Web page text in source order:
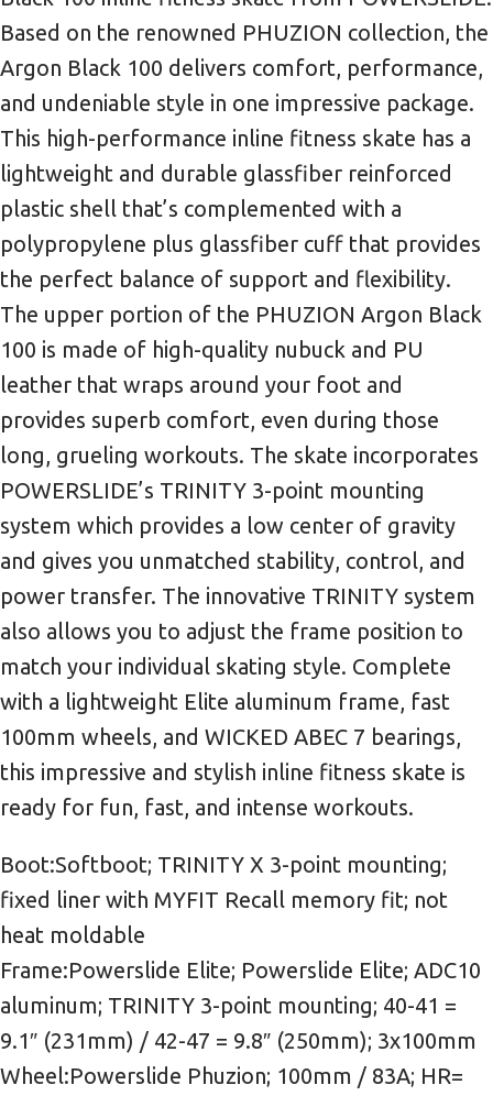
Based on the renowned PHUZION collection, the
Argon Black 100 delivers comfort, performance,
and undeniable style in one impressive package.
This high-performance inline fitness skate has a
lightweight and durable glassfiber reinforced
plastic shell that’s complemented with a
polypropylene plus glassfiber cuff that provides
the perfect balance of support and flexibility.
The upper portion of the PHUZION Argon Black
100 is made of high-quality nubuck and PU
leather that wraps around your foot and
provides superb comfort, even during those
long, grueling workouts. The skate incorporates
POWERSLIDE’s TRINITY 3-point mounting
system which provides a low center of gravity
and gives you unmatched stability, control, and
power transfer. The innovative TRINITY system
also allows you to adjust the frame position to
match your individual skating style. Complete
with a lightweight Elite aluminum frame, fast
100mm wheels, and WICKED ABEC 7 bearings,
this impressive and stylish inline fitness skate is
ready for fun, fast, and intense workouts.
Boot:Softboot; TRINITY X 3-point mounting;
fixed liner with MYFIT Recall memory fit; not
heat moldable
Frame:Powerslide Elite; Powerslide Elite; ADC10
aluminum; TRINITY 3-point mounting; 40-41 =
9.1″ (231mm) / 42-47 = 9.8″ (250mm); 3x100mm
Wheel:Powerslide Phuzion; 100mm / 83A; HR=